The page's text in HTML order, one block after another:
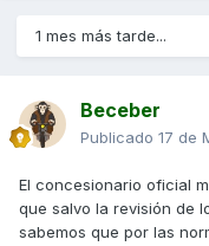
1 mes más tarde...
Beceber
Publicado 17 de
El concesionario oficial
que salvo la revisión de
sabemos que por las